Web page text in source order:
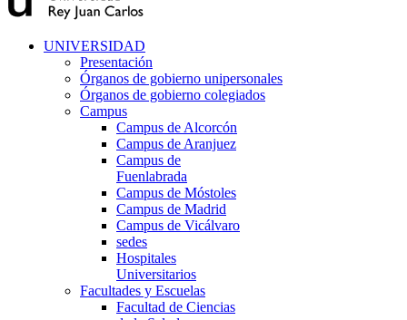
UNIVERSIDAD
Presentación
Órganos de gobierno unipersonales
Órganos de gobierno colegiados
Campus
Campus de Alcorcón
Campus de Aranjuez
Campus de
Fuenlabrada
Campus de Móstoles
Campus de Madrid
Campus de Vicálvaro
sedes
Hospitales
Universitarios
Facultades y Escuelas
Facultad de Ciencias